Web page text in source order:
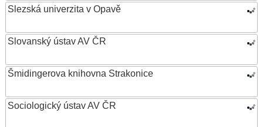
Slezská univerzita v Opavě
Slovanský ústav AV ČR
Šmidingerova knihovna Strakonice
Sociologický ústav AV ČR